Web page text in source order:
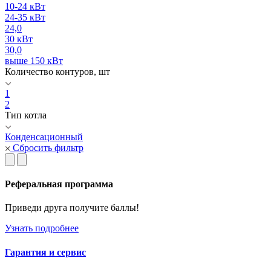
10-24 кВт
24-35 кВт
24,0
30 кВт
30,0
выше 150 кВт
Количество контуров, шт
1
2
Тип котла
Конденсационный
Сбросить фильтр
Реферальная программа
Приведи друга получите баллы!
Узнать подробнее
Гарантия и сервис